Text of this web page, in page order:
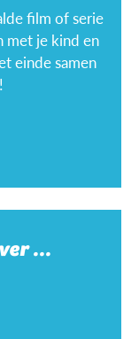
film of serie
met je kind en
einde samen
...